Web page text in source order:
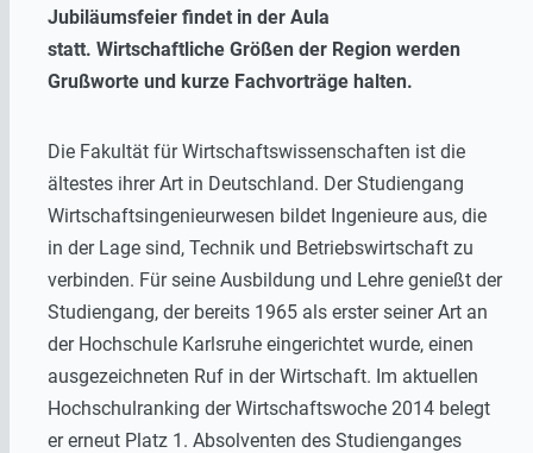
Jubiläumsfeier findet in der Aula
statt. Wirtschaftliche Größen der Region werden
Grußworte und kurze Fachvorträge halten.
Die Fakultät für Wirtschaftswissenschaften ist die
ältestes ihrer Art in Deutschland. Der Studiengang
Wirtschaftsingenieurwesen bildet Ingenieure aus, die
in der Lage sind, Technik und Betriebswirtschaft zu
verbinden. Für seine Ausbildung und Lehre genießt der
Studiengang, der bereits 1965 als erster seiner Art an
der Hochschule Karlsruhe eingerichtet wurde, einen
ausgezeichneten Ruf in der Wirtschaft. Im aktuellen
Hochschulranking der Wirtschaftswoche 2014 belegt
er erneut Platz 1. Absolventen des Studienganges